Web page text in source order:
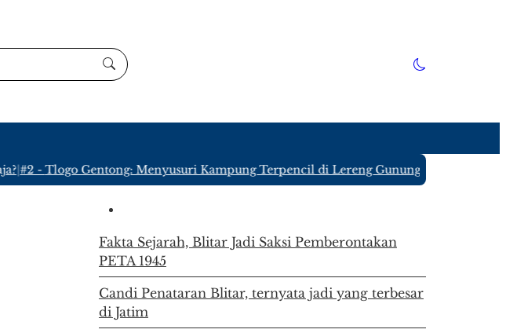
|#2 - Tlogo Gentong: Menyusuri Kampung Terpencil di Lereng Gunung Kawi Blitar
Fakta Sejarah, Blitar Jadi Saksi Pemberontakan
PETA 1945
Candi Penataran Blitar, ternyata jadi yang terbesar
di Jatim